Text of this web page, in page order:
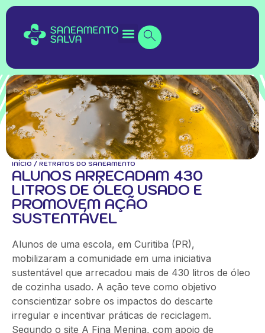
INÍCIO / RETRATOS DO SANEAMENTO
ALUNOS ARRECADAM 430
LITROS DE ÓLEO USADO E
PROMOVEM AÇÃO
SUSTENTÁVEL
Alunos de uma escola, em Curitiba (PR),
mobilizaram a comunidade em uma iniciativa
sustentável que arrecadou mais de 430 litros de óleo
de cozinha usado. A ação teve como objetivo
conscientizar sobre os impactos do descarte
irregular e incentivar práticas de reciclagem.
Segundo o site A Fina Menina, com apoio de